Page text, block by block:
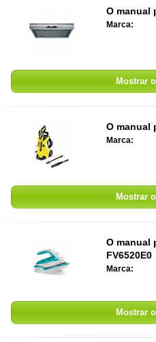
O manual
Marca:
Mostrar
O manual
Marca:
Mostrar
O manual
FV6520E0
Marca:
Mostrar